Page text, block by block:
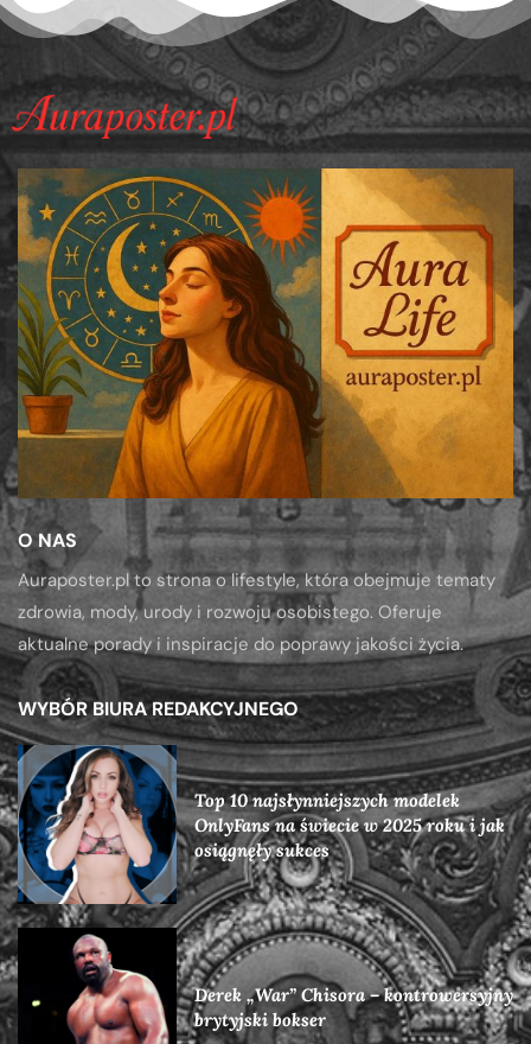
O NAS
Auraposter.pl to strona o lifestyle, która obejmuje tematy
zdrowia, mody, urody i rozwoju osobistego. Oferuje
aktualne porady i inspiracje do poprawy jakości życia.
WYBÓR BIURA REDAKCYJNEGO
Top 10 najsłynniejszych modelek
OnlyFans na świecie w 2025 roku i jak
osiągnęły sukces
Derek „War” Chisora – kontrowersyjny
brytyjski bokser